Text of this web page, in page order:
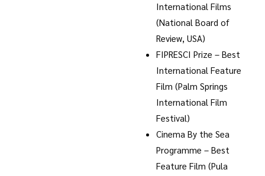
International Films
(National Board of
Review, USA)
FIPRESCI Prize – Best
International Feature
Film (Palm Springs
International Film
Festival)
Cinema By the Sea
Programme – Best
Feature Film (Pula